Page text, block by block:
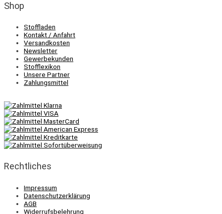
Shop
Stoffladen
Kontakt / Anfahrt
Versandkosten
Newsletter
Gewerbekunden
Stofflexikon
Unsere Partner
Zahlungsmittel
Rechtliches
Impressum
Datenschutzerklärung
AGB
Widerrufsbelehrung